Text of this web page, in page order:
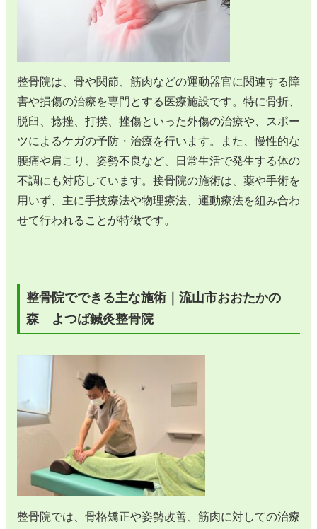
整骨院は、骨や関節、筋肉などの運動器官に関連する障
害や損傷の治療を専門とする医療施設です。特に骨折、
脱臼、捻挫、打撲、挫傷といった外傷の治療や、スポー
ツによるケガの予防・治療を行います。また、慢性的な
腰痛や肩こり、姿勢不良など、日常生活で発生する体の
不調にも対応しています。接骨院の施術は、薬や手術を
用いず、主に手技療法や物理療法、運動療法を組み合わ
せて行われることが特徴です。
整骨院でできる主な施術｜流山市おおたかの
森 よつば鍼灸整骨院
整骨院では、骨格矯正や姿勢改善、筋肉に対しての治療